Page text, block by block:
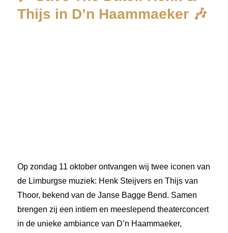
Thijs in D’n Haammaeker 🎶
Op zondag 11 oktober ontvangen wij twee iconen van
de Limburgse muziek: Henk Steijvers en Thijs van
Thoor, bekend van de Janse Bagge Bend. Samen
brengen zij een intiem en meeslepend theaterconcert
in de unieke ambiance van D’n Haammaeker,